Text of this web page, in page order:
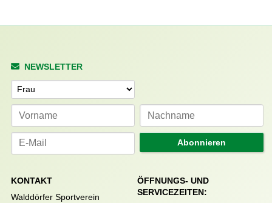
NEWSLETTER
Anrede
Abonnieren
KONTAKT
Walddörfer Sportverein
ÖFFNUNGS- UND
SERVICEZEITEN: